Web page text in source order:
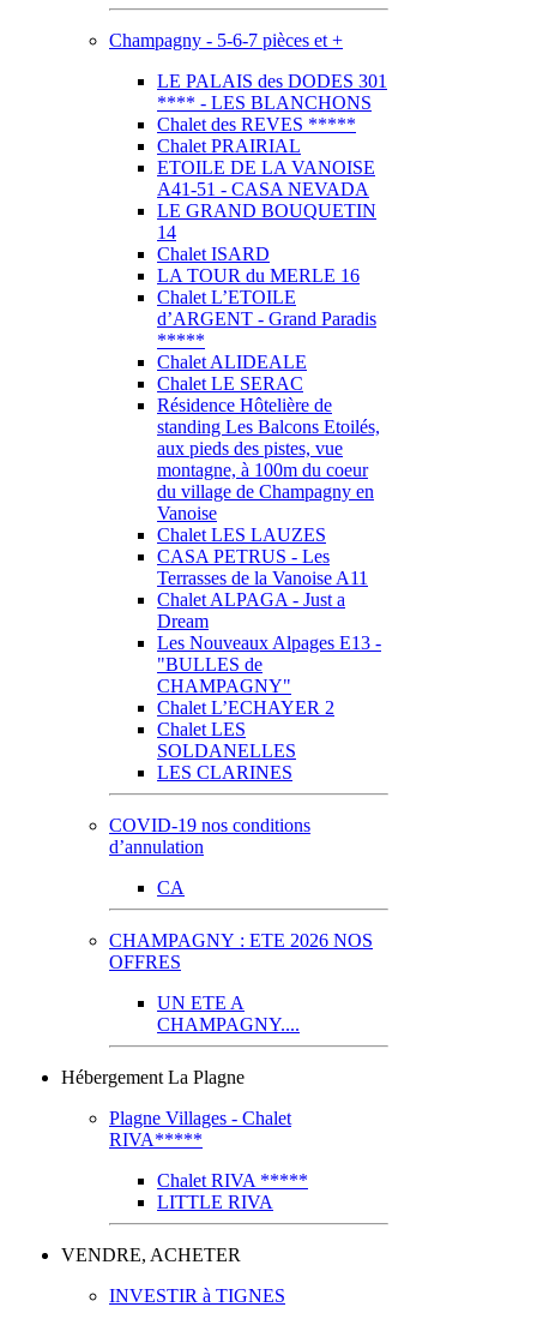
Champagny - 5-6-7 pièces et +
LE PALAIS des DODES 301
**** - LES BLANCHONS
Chalet des REVES *****
Chalet PRAIRIAL
ETOILE DE LA VANOISE
A41-51 - CASA NEVADA
LE GRAND BOUQUETIN
14
Chalet ISARD
LA TOUR du MERLE 16
Chalet L’ETOILE
d’ARGENT - Grand Paradis
*****
Chalet ALIDEALE
Chalet LE SERAC
Résidence Hôtelière de
standing Les Balcons Etoilés,
aux pieds des pistes, vue
montagne, à 100m du coeur
du village de Champagny en
Vanoise
Chalet LES LAUZES
CASA PETRUS - Les
Terrasses de la Vanoise A11
Chalet ALPAGA - Just a
Dream
Les Nouveaux Alpages E13 -
"BULLES de
CHAMPAGNY"
Chalet L’ECHAYER 2
Chalet LES
SOLDANELLES
LES CLARINES
COVID-19 nos conditions
d’annulation
CA
CHAMPAGNY : ETE 2026 NOS
OFFRES
UN ETE A
CHAMPAGNY....
Hébergement La Plagne
Plagne Villages - Chalet
RIVA*****
Chalet RIVA *****
LITTLE RIVA
VENDRE, ACHETER
INVESTIR à TIGNES